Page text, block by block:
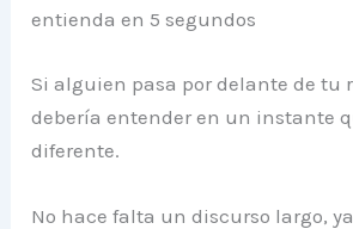
entienda en 5 segundos
Si alguien pasa por delante de tu
debería entender en un instante
diferente.
No hace falta un discurso largo,